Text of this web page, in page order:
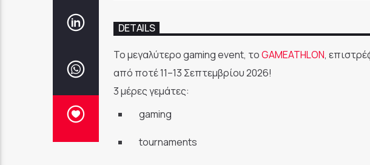
DETAILS
Το μεγαλύτερο gaming event, τοGAMEATHLON,
από ποτέ 11–13 Σεπτεμβρίου 2026!
3 μέρες γεμάτες:
gaming
tournaments